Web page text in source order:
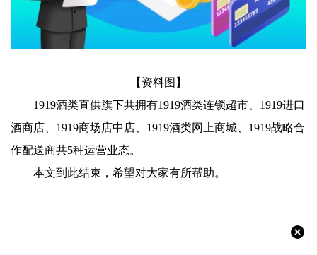
【资料图】
1919酒类直供旗下共拥有1919酒类连锁超市、1919进口
酒商店、1919商场店中店、1919酒类网上商城、1919战略合
作配送商共5种运营业态。
本文到此结束，希望对大家有所帮助。